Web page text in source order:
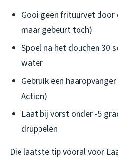
Gooi geen frituurvet
maar gebeurt toch)
Spoel na het douchen 30
water
Gebruik een
Action)
Laat bij vorst onder -5
druppelen
Die laatste tip vooral voor